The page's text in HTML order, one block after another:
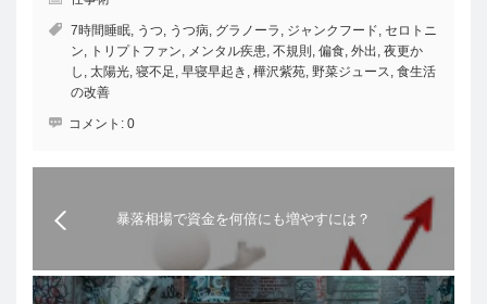
7時間睡眠, うつ, うつ病, グラノーラ , ジャンクフード, セロトニ
ン, トリプトファン, メンタル疾患, 不規則 , 偏食, 外出 , 夜更か
し , 太陽光, 寝不足 , 早寝早起き , 樺沢紫苑, 野菜ジュース, 食生活
の改善
コメント: 0
暴落相場で資金を何倍にも増やすには？